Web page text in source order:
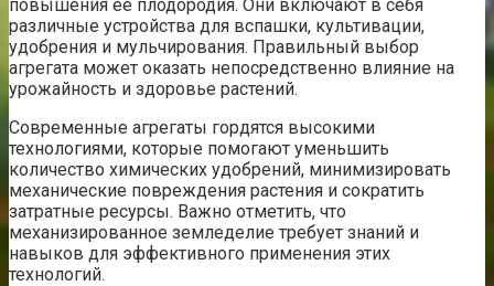
повышения её плодородия. Они включают в себя
различные устройства для вспашки, культивации,
удобрения и мульчирования. Правильный выбор
агрегата может оказать непосредственно влияние на
урожайность и здоровье растений.
Современные агрегаты гордятся высокими
технологиями, которые помогают уменьшить
количество химических удобрений, минимизировать
механические повреждения растения и сократить
затратные ресурсы. Важно отметить, что
механизированное земледелие требует знаний и
навыков для эффективного применения этих
технологий.